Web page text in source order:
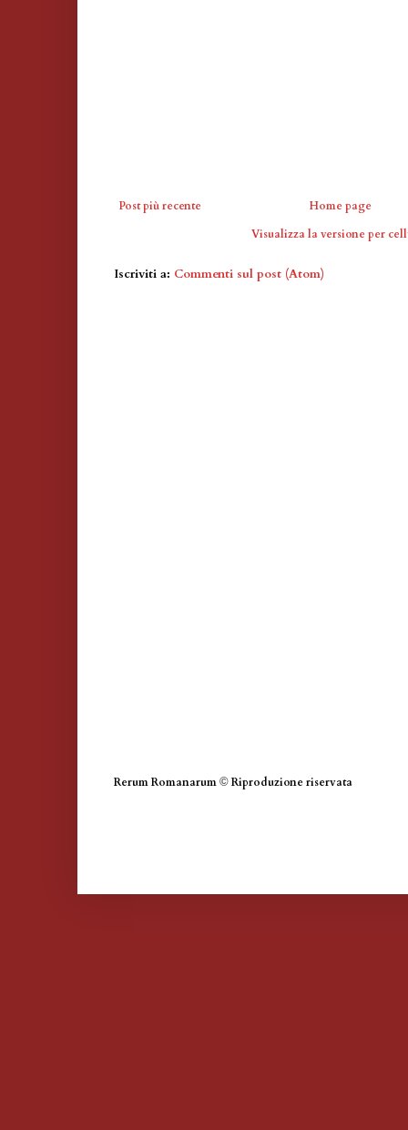
Post più recente
Home page
Visualizza la versione per
Iscriviti a: Commenti sul post (Atom)
Rerum Romanarum © Riproduzione riservata